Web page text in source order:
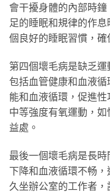
會干擾身體的內部時
足的睡眠和規律的作
個良好的睡眠習慣，確
第四個壞毛病是缺乏
包括血管健康和血液
能和血液循環，促進
中等強度有氧運動，
益處。
最後一個壞毛病是長
下降和血液循環不畅
久坐辦公室的工作者